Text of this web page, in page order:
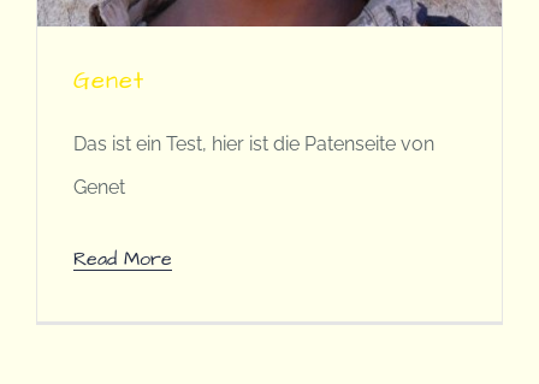
Genet
Das ist ein Test, hier ist die Patenseite von
Genet
Read More